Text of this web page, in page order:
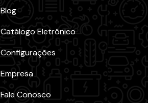
Blog
Catálogo Eletrônico
Configurações
Empresa
Fale Conosco